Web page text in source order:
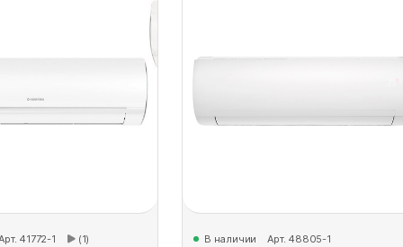
41772-1 (1) В наличии Арт. 48805-1